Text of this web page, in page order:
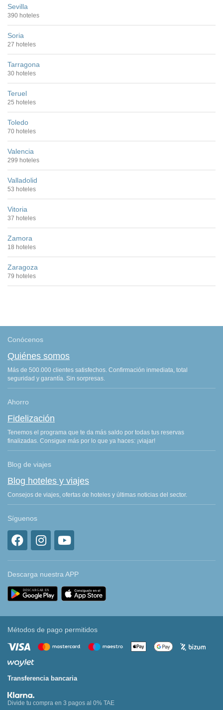
Sevilla
390 hoteles
Soria
27 hoteles
Tarragona
30 hoteles
Teruel
25 hoteles
Toledo
70 hoteles
Valencia
299 hoteles
Valladolid
53 hoteles
Vitoria
37 hoteles
Zamora
18 hoteles
Zaragoza
79 hoteles
Conócenos
Quiénes somos
Más de 500.000 clientes satisfechos. Confirmación inmediata, total
seguridad y garantía. Sin sorpresas.
Ahorro
Fidelización
Tenemos el programa que te da más saldo por todas tus reservas
finalizadas. Consigue más por lo que ya haces: ¡viajar!
Blog de viajes
Blog hoteles y viajes
Consejos de viajes, ofertas de hoteles y últimas noticias del sector.
Síguenos
Descarga nuestra APP
Métodos de pago permitidos
Transferencia bancaria
Divide tu compra en 3 pagos al 0% TAE